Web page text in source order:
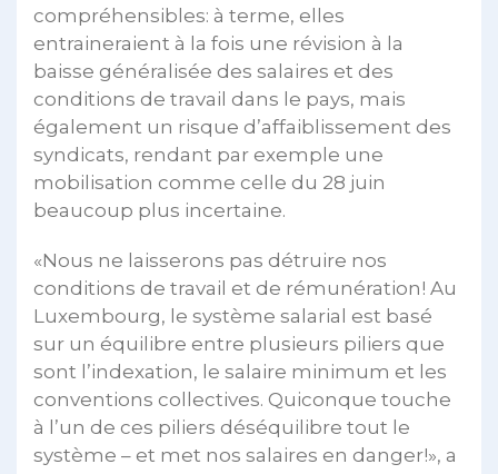
compréhensibles: à terme, elles
entraineraient à la fois une révision à la
baisse généralisée des salaires et des
conditions de travail dans le pays, mais
également un risque d’affaiblissement des
syndicats, rendant par exemple une
mobilisation comme celle du 28 juin
beaucoup plus incertaine.
«Nous ne laisserons pas détruire nos
conditions de travail et de rémunération! Au
Luxembourg, le système salarial est basé
sur un équilibre entre plusieurs piliers que
sont l’indexation, le salaire minimum et les
conventions collectives. Quiconque touche
à l’un de ces piliers déséquilibre tout le
système – et met nos salaires en danger!», a